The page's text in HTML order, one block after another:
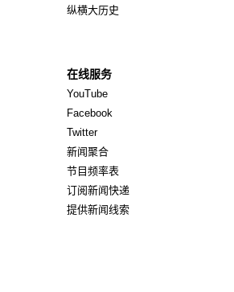
纵横大历史
在线服务
YouTube
Facebook
TwitterOpens in new window
新闻聚合
节目频率表
订阅新闻快递
提供新闻线索